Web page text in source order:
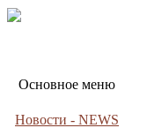
Основное меню
Новости - NEWS